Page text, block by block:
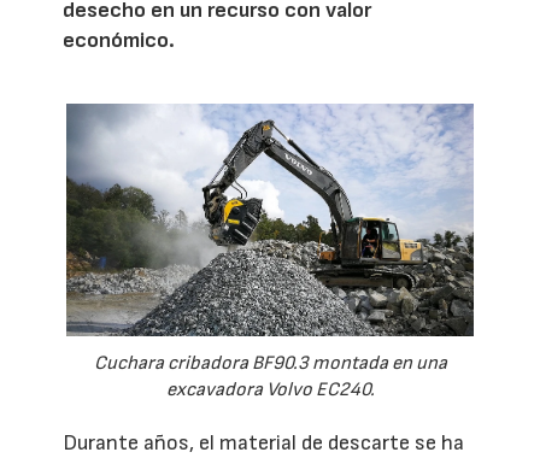
desecho en un recurso con valor
económico.
Cuchara cribadora BF90.3 montada en una
excavadora Volvo EC240.
Durante años, el material de descarte se ha